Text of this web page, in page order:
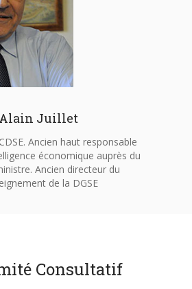
Alain Juillet
Ancien haut responsable
économique auprès du
Ancien directeur du
de la DGSE
Consultatif